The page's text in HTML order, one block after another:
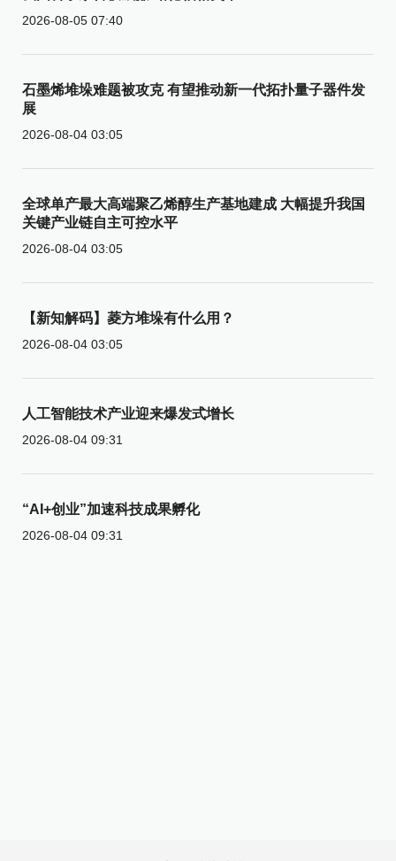
2026-08-05 07:40
石墨烯堆垛难题被攻克 有望推动新一代拓扑量子器件发
展
2026-08-04 03:05
全球单产最大高端聚乙烯醇生产基地建成 大幅提升我国
关键产业链自主可控水平
2026-08-04 03:05
【新知解码】菱方堆垛有什么用？
2026-08-04 03:05
人工智能技术产业迎来爆发式增长
2026-08-04 09:31
“AI+创业”加速科技成果孵化
2026-08-04 09:31